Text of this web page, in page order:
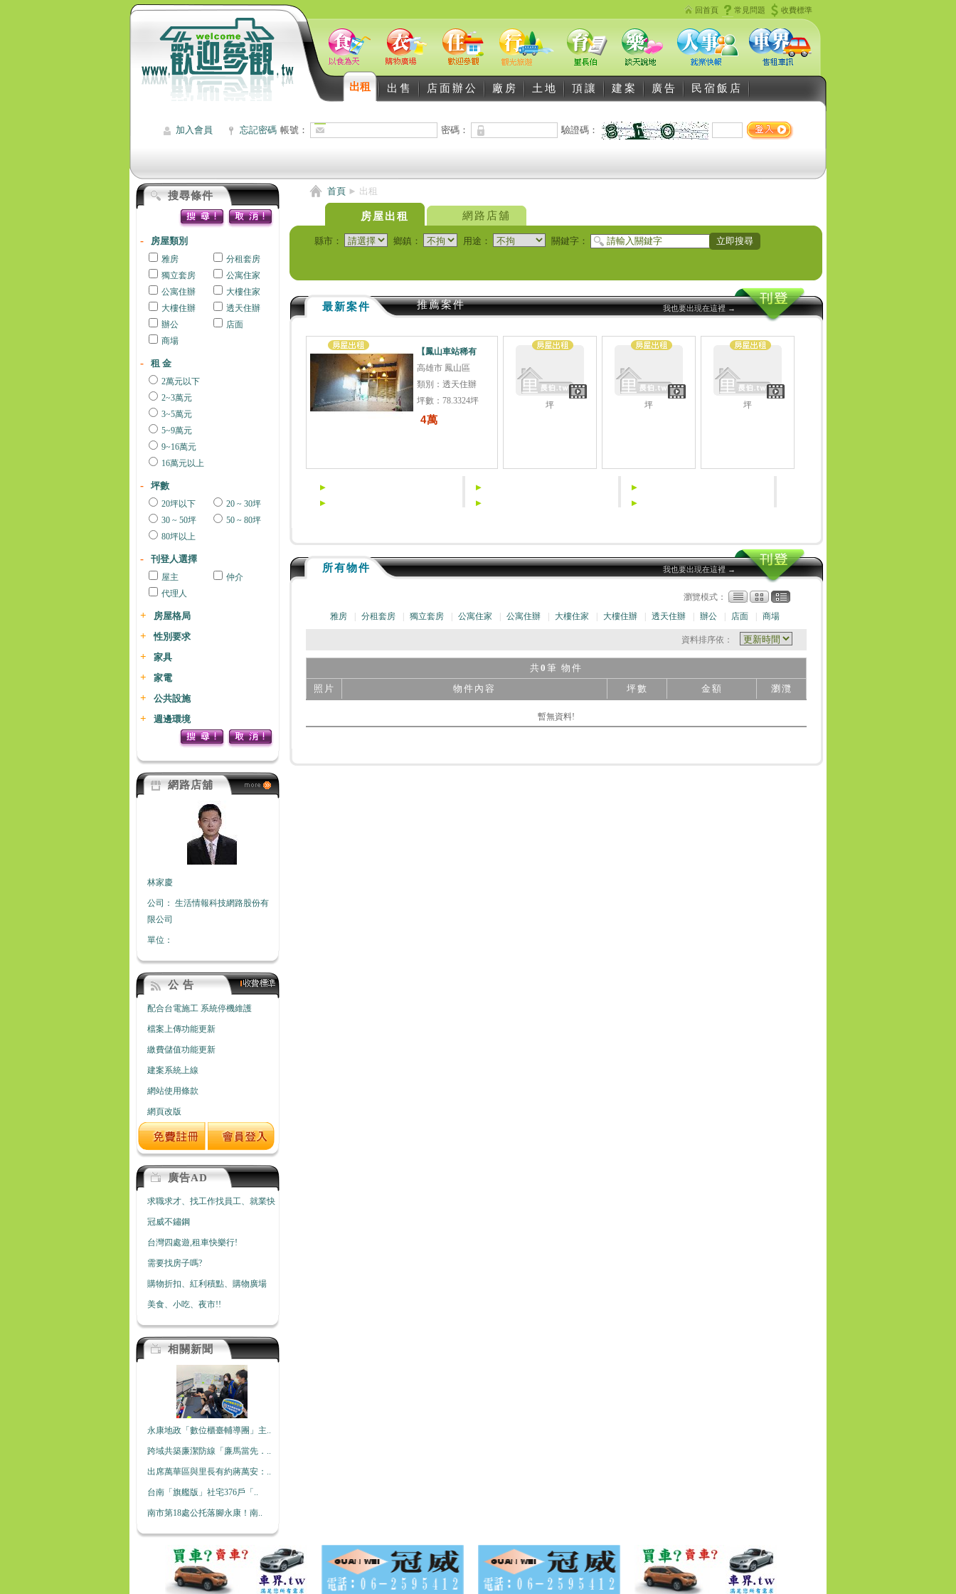
收費標準
常見問題
回首頁
出租 出售 店面辦公 廠房 土地 頂讓 建案 廣告 民宿飯店
帳號： 密碼： 驗證碼：
加入會員 忘記密碼
搜尋條件
房屋類別
雅房
分租套房
獨立套房
公寓住家
公寓住辦
大樓住家
大樓住辦
透天住辦
辦公
店面
商場
租 金
2萬元以下
2~3萬元
3~5萬元
5~9萬元
9~16萬元
16萬元以上
坪數
20坪以下
20 ~ 30坪
30 ~ 50坪
50 ~ 80坪
80坪以上
刊登人選擇
屋主
仲介
代理人
房屋格局
性別要求
家具
家電
公共設施
週邊環境
網路店舖
林家慶
公司： 生活情報科技網路股份有
限公司
單位：
公 告
配合台電施工 系統停機維護
檔案上傳功能更新
繳費儲值功能更新
建案系統上線
網站使用條款
網頁改版
廣告AD
求職求才、找工作找員工、就業快
冠威不鏽鋼
台灣四處遊,租車快樂行!
需要找房子嗎?
購物折扣、紅利積點、購物廣場
美食、小吃、夜市!!
相關新聞
永康地政「數位櫃臺輔導團」主..
跨域共築廉潔防線「廉馬當先．..
出席萬華區與里長有約蔣萬安：..
台南「旗艦版」社宅376戶「..
南市第18處公托落腳永康！南..
首頁 ► 出租
房屋出租 網路店舖
縣市： 鄉鎮： 用途： 關鍵字：
最新案件 推薦案件 我也要出現在這裡 →
【鳳山車站稀有
高雄市 鳳山區
類別：透天住辦
坪數：78.3324坪
4萬
坪 坪 坪
所有物件 我也要出現在這裡 →
瀏覽模式：
雅房
分租套房 獨立套房 公寓住家 公寓住辦 大樓住家 大樓住辦 透天住辦 辦公 店面 商場
資料排序依：
共 0 筆 物件
照片
物件內容 坪數 金額 瀏灠
暫無資料!